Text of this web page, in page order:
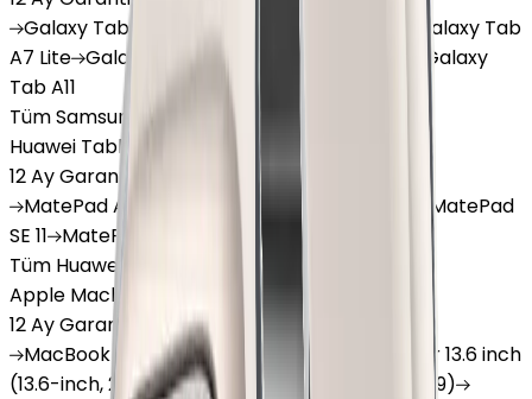
Galaxy Tab S9 Plus Tab S10 Ultra Galaxy Tab
A7 Lite Galaxy Tab A9
Galaxy
Tab A11
Tüm Samsung Tablet'ler
Huawei Tablet
12 Ay Garanti
MatePadAir 11.5
MatePad
SE 11
MatePad
Tüm Huawei Tablet'ler
Apple Macbook
12 Ay Garanti
12 Taksit
MacBook Air 13" (13-inch, 2020)
Air 13.6 inch
(13.6-inch, 2022) MacBookAir 13" (13-inch, 2019)